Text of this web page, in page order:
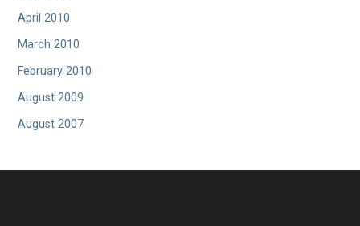
April 2010
March 2010
February 2010
August 2009
August 2007